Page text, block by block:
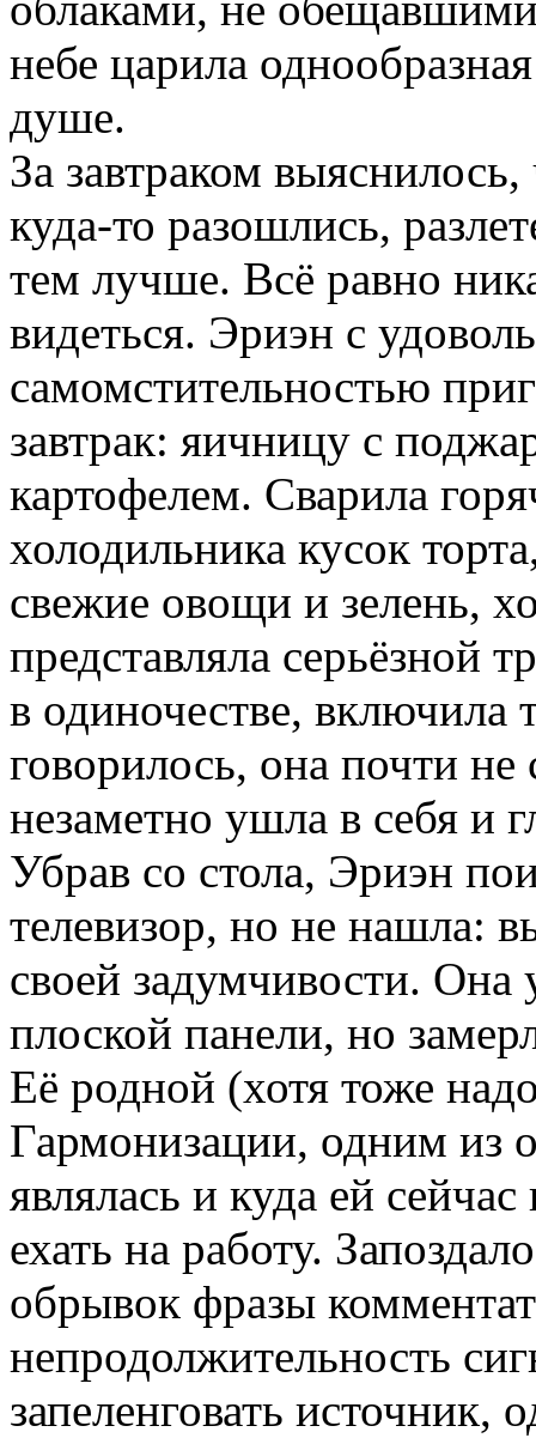
небе царила
душе.
За завтраком
куда-то разошлись,
тем лучше. Всё равно
видеться. Эриэн с
самомстительностью
завтрак: яичницу с
картофелем. Сварила
холодильника кусок
свежие овощи и зелень,
представляла серьёзной
в одиночестве, включила
говорилось, она почти
незаметно ушла в себя и
Убрав со стола, Эриэн
телевизор, но не нашла:
своей задумчивости. Она
плоской панели, но
Её родной (хотя тоже
Гармонизации, одним из
являлась и куда ей
ехать на работу.
обрывок фразы
непродолжительность
запеленговать источник,